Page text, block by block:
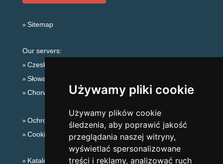
Używamy pliki cookie
Używamy plików cookie
śledzenia, aby poprawić jakość
przeglądania naszej witryny,
wyświetlać spersonalizowane
treści i reklamy, analizować ruch
Sitemap
Our servers:
Czeskie Góry
Słowackie góry
Chorwacja
Ochrona prywatności
Cookies
Katalog zakwaterowania